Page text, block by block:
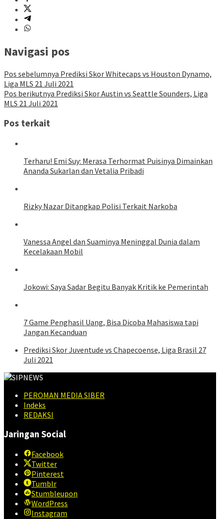
Navigasi pos
Pos sebelumnya Prediksi Skor Whitecaps vs Houston Dynamo,
Liga MLS 21 Juli 2021
Pos berikutnya Prediksi Skor Austin vs Seattle Sounders, Liga
MLS 21 Juli 2021
Pos terkait
Terharu! Emi Suy: Merasa Terhormat Puisinya Dimainkan
Ananda Sukarlan dan Vetalia Pribadi
Rizky Nazar Ditangkap Polisi Terkait Narkoba
Vanessa Angel dan Suaminya Meninggal Dunia dalam
Kecelakaan Mobil
Jokowi: Saya Sadar Begitu Banyak Kritik ke Pemerintah
7 Game Penghasil Uang, Bisa Dicoba Mahasiswa tapi
Jangan Kecanduan
Prediksi Skor Juventude vs Chapecoense, Liga Brasil 27
Juli 2021
PEROMAN MEDIA SIBER
Indeks
REDAKSI
Jaringan Social
Facebook
Twitter
Pinterest
Tumblr
Stumbleupon
WordPress
Instagram